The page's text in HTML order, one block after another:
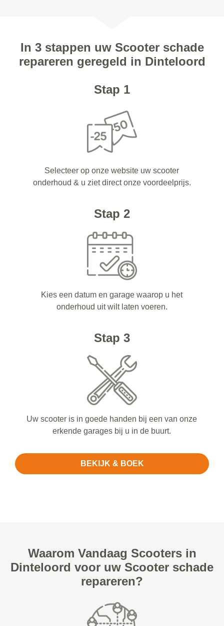
In 3 stappen uw Scooter schade
repareren geregeld in Dinteloord
Stap 1
Selecteer op onze website uw scooter
onderhoud & u ziet direct onze voordeelprijs.
Stap 2
Kies een datum en garage waarop u het
onderhoud uit wilt laten voeren.
Stap 3
Uw scooter is in goede handen bij een van onze
erkende garages bij u in de buurt.
BEKIJK & BOEK
Waarom Vandaag Scooters in
Dinteloord voor uw Scooter schade
repareren?